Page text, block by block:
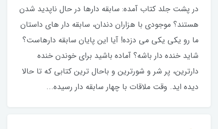
در پشت جلد کتاب آمده: سابقه دارها در حال ناپدید شدن
هستند؟ موجودی با هزاران دندان، سابقه دار های داستان
ما رو یکی یکی می دزده! آیا این پایان سابقه دارهاست؟
شاید خنده دار باشه؟ آماده باشید برای خوندن خنده
دارترین، پر شر و شورترین و باحال ترین کتابی که تا حالا
دیده اید. وقت ملاقات با چهار سابقه دار رسیده...